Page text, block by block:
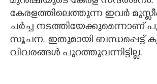
കേരളത്തിലെത്തുന്ന ഇവർ
ചർച്ച
സൂചന. ഇതുമായി
വിവരങ്ങൾ പുറത്തുവന്നിട്ടില്ല.